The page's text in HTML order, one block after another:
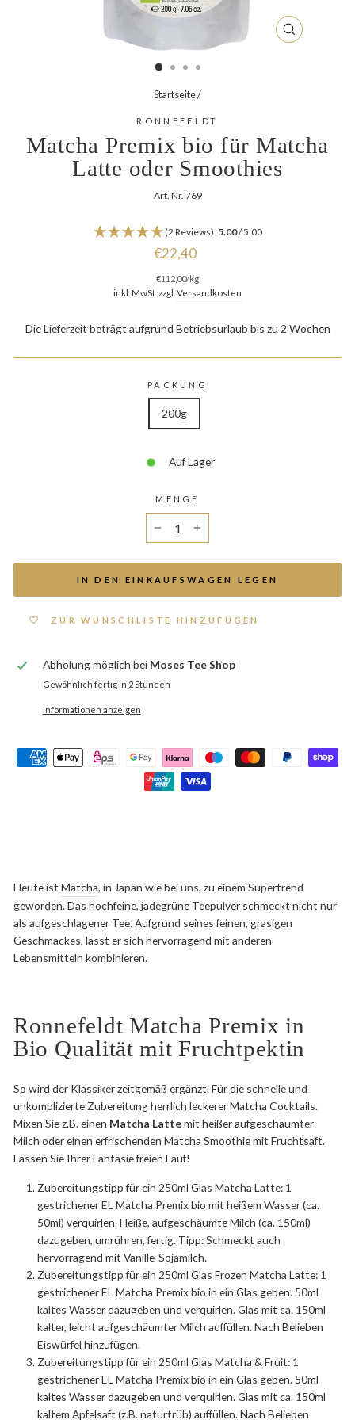
Startseite/
RONNEFELDT
Matcha Premix bio für Matcha
Latte oder Smoothies
Art. Nr. 769
(2 Reviews) 5.00/ 5.00
Normaler
€22,40
€112,00/kg
inkl. MwSt. zzgl. Versandkosten
Die Lieferzeit beträgt aufgrund Betriebsurlaub bis zu 2 Wochen
PACKUNG
200g
Auf Lager
MENGE
+
IN DEN EINKAUFSWAGEN LEGEN
ZUR WUNSCHLISTE HINZUFÜGEN
Abholung möglich bei Moses Tee Shop
Gewöhnlich fertig in 2 Stunden
Informationen anzeigen
Heute ist Matcha, in Japan wie bei uns, zu einem Supertrend
geworden. Das hochfeine, jadegrüne Teepulver schmeckt nicht nur
als aufgeschlagener Tee. Aufgrund seines feinen, grasigen
Geschmackes, lässt er sich hervorragend mit anderen
Lebensmitteln kombinieren.
Ronnefeldt Matcha Premix in
Bio Qualität mit Fruchtpektin
So wird der Klassiker zeitgemäß ergänzt. Für die schnelle und
unkomplizierte Zubereitung herrlich leckerer Matcha Cocktails.
Mixen Sie z.B. einen Matcha Lattemit heißer aufgeschäumter
Milch oder einen erfrischenden Matcha Smoothie mit Fruchtsaft.
Lassen Sie Ihrer Fantasie freien Lauf!
Zubereitungstipp für ein 250ml Glas Matcha Latte: 1
gestrichener EL Matcha Premix bio mit heißem Wasser (ca.
50ml) verquirlen. Heiße, aufgeschäumte Milch (ca. 150ml)
dazugeben, umrühren, fertig. Tipp: Schmeckt auch
hervorragend mit Vanille-Sojamilch.
Zubereitungstipp für ein 250ml Glas Frozen Matcha Latte: 1
gestrichener EL Matcha Premix bio in ein Glas geben. 50ml
kaltes Wasser dazugeben und verquirlen. Glas mit ca. 150ml
kalter, leicht aufgeschäumter Milch auffüllen. Nach Belieben
Eiswürfel hinzufügen.
Zubereitungstipp für ein 250ml Glas Matcha & Fruit: 1
gestrichener EL Matcha Premix bio in ein Glas geben. 50ml
kaltes Wasser dazugeben und verquirlen. Glas mit ca. 150ml
kaltem Apfelsaft (z.B. naturtrüb) auffüllen. Nach Belieben